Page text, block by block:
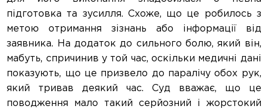
підготовка та зусилля. Схоже, що це робилось з
метою отримання зізнань або інформації від
заявника. На додаток до сильного болю, який він,
мабуть, спричинив у той час, оскільки медичні дані
показують, що це призвело до паралічу обох рук,
який тривав деякий час. Суд вважає, що це
поводження мало такий серйозний і жорстокий